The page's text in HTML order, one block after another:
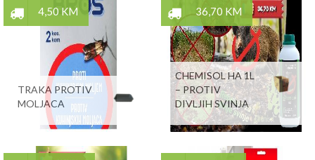
4,50 KM
TRAKA PROTIV
MOLJACA
36,70 KM
CHEMISOL HA 1L
– PROTIV
DIVLJIH SVINJA